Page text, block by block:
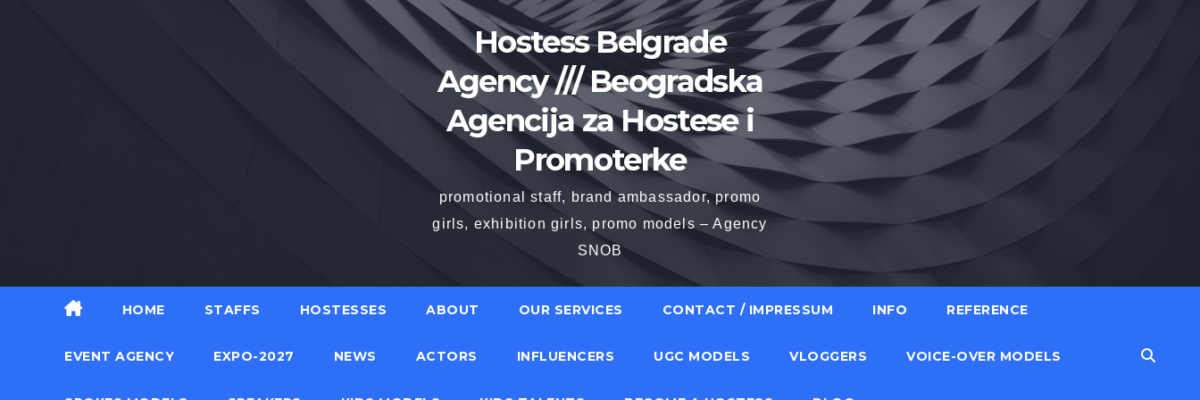
Hostess Belgrade
Agency /// Beogradska
Agencija za Hostese i
Promoterke
promotional staff, brand ambassador, promo
girls, exhibition girls, promo models – Agency
SNOB
HOME STAFFS HOSTESSES ABOUT OUR SERVICES CONTACT / IMPRESSUM INFO REFERENCE
EVENT AGENCY EXPO-2027 NEWS ACTORS INFLUENCERS UGC MODELS VLOGGERS VOICE-OVER MODELS